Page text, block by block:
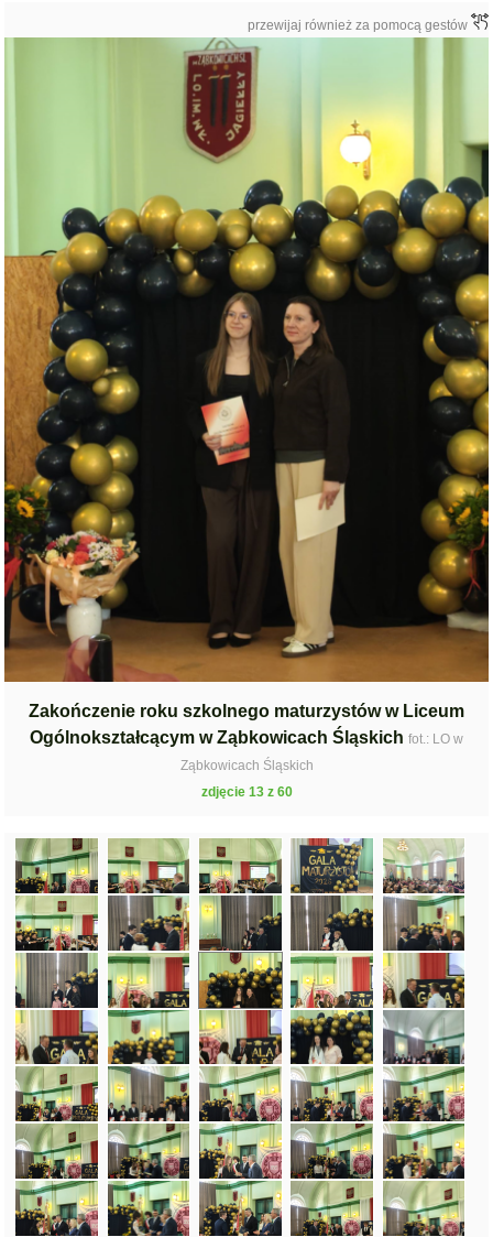
przewijaj również za pomocą gestów
Zakończenie roku szkolnego maturzystów w Liceum
Ogólnokształcącym w Ząbkowicach Śląskich fot.: LO w
Ząbkowicach Śląskich
zdjęcie 13 z 60